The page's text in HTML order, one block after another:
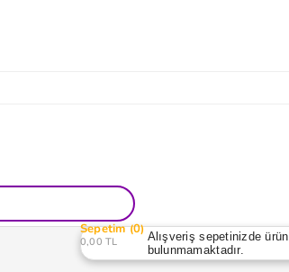
Sepetim 0
0,00 TL
Alışveriş sepetinizde ürün
bulunmamaktadır.